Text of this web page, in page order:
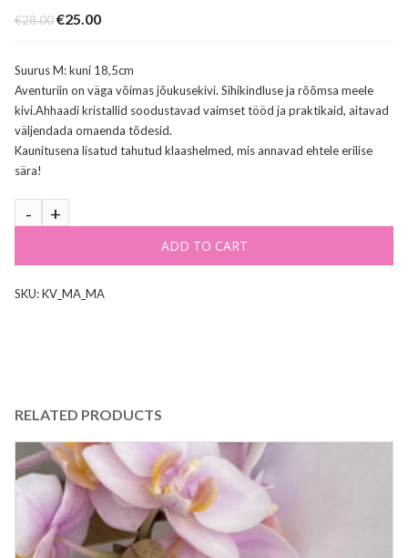
€28.00Original
€28.00.
€25.00Current
€25.00.
Suurus M: kuni 18,5cm
Aventuriin on väga võimas jõukusekivi. Sihikindluse ja rõõmsa meele
kivi.Ahhaadi kristallid soodustavad vaimset tööd ja praktikaid, aitavad
väljendada omaenda tõdesid.
Kaunitusena lisatud tahutud klaashelmed, mis annavad ehtele erilise
sära!
ADD TO CART
SKU:KV_MA_MA
RELATED PRODUCTS